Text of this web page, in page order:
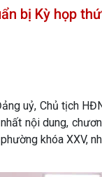
bị Kỳ họp
uỷ, Chủ tịch
nội dung,
khóa XXV,